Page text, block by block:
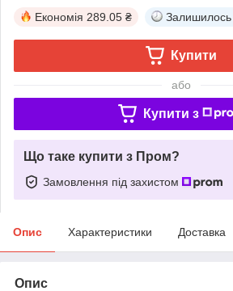
Економія 289.05 ₴ Залишилось
Купити
або
Купити з
Що таке купити з Пром?
Замовлення під захистом
Опис Характеристики Доставка
Опис